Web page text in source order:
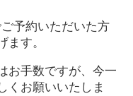
予約いただいた方
ます。
お手数ですが、今一
くお願いいたしま